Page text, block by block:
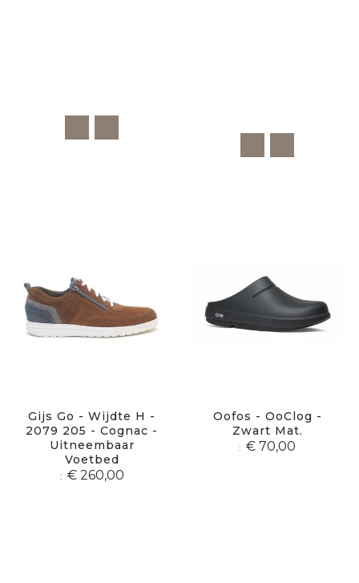
Gijs Go - Wijdte H -
2079 205 - Cognac -
Uitneembaar
Voetbed
€ 260,00
Oofos - OoClog -
Zwart Mat.
€ 70,00